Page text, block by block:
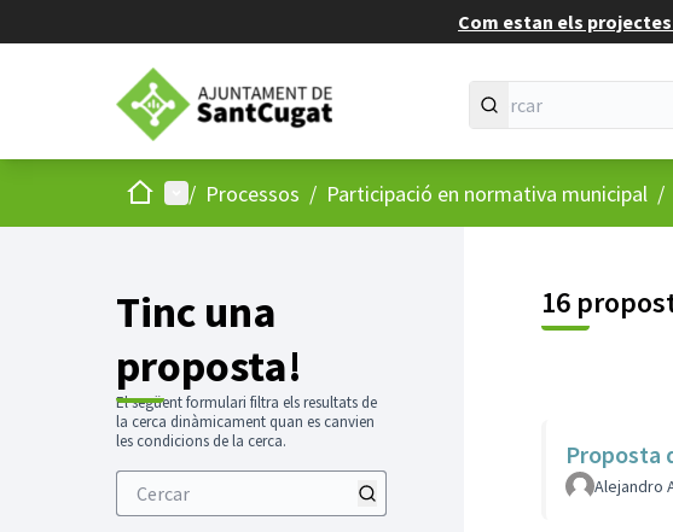
Com estan els
Inici Menú principal
/ Processos / Participació en normativa municipal /
Tinc una
proposta!
El següent formulari filtra els resultats de
la cerca dinàmicament quan es canvien
les condicions de la cerca.
16
Proposta
Alejandro